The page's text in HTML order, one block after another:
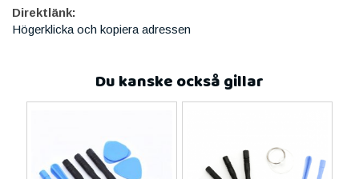
Direktlänk:
Högerklicka och kopiera adressen
Du kanske också gillar